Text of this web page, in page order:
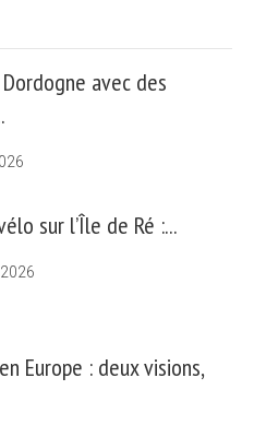
avec des
sur l’Île de Ré :...
Europe : deux visions,